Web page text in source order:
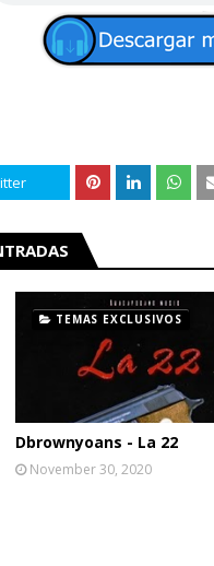
TEMAS EXCLUSIVOS
Dbrownyoans - La 22
November 30, 2020